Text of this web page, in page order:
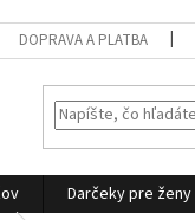
DOPRAVA A PLATBA
Darčeky pre ženy